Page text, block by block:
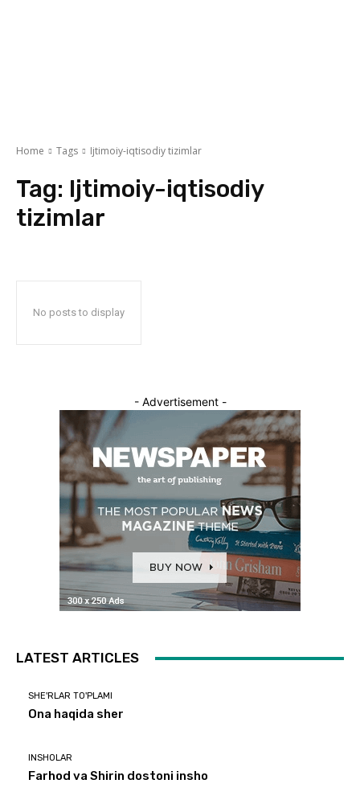
Home Tags Ijtimoiy-iqtisodiy tizimlar
Tag: Ijtimoiy-iqtisodiy
tizimlar
No posts to display
- Advertisement -
LATEST ARTICLES
SHE'RLAR TO'PLAMI
Ona haqida sher
INSHOLAR
Farhod va Shirin dostoni insho